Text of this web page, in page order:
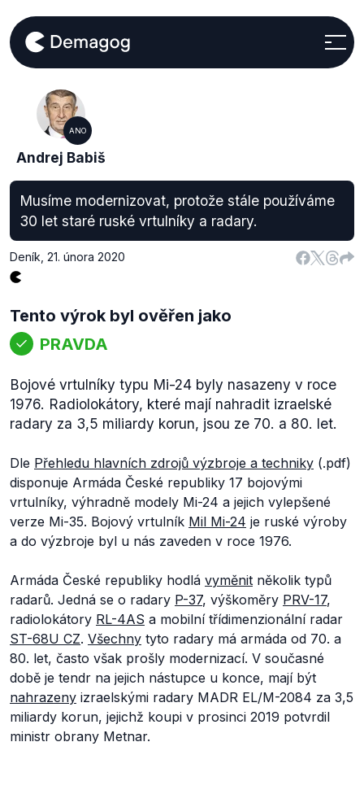
ANO
Andrej Babiš
Musíme modernizovat, protože stále používáme
30 let staré ruské vrtulníky a radary.
Deník 21. února 2020
Tento výrok byl ověřen jako
PRAVDA
Bojové vrtulníky typu Mi-24 byly nasazeny v roce
1976. Radiolokátory, které mají nahradit izraelské
radary za 3,5 miliardy korun, jsou ze 70. a 80. let.
Dle Přehledu hlavních zdrojů výzbroje a techniky (.pdf)
disponuje Armáda České republiky 17 bojovými
vrtulníky, výhradně modely Mi-24 a jejich vylepšené
verze Mi-35. Bojový vrtulník Mil Mi-24 je ruské výroby
a do výzbroje byl u nás zaveden v roce 1976.
Armáda České republiky hodlá vyměnit několik typů
radarů. Jedná se o radary P-37, výškoměry PRV-17,
radiolokátory RL-4AS a mobilní třídimenzionální radar
ST-68U CZ. Všechny tyto radary má armáda od 70. a
80. let, často však prošly modernizací. V současné
době je tendr na jejich nástupce u konce, mají být
nahrazeny izraelskými radary MADR EL/M-2084 za 3,5
miliardy korun, jejichž koupi v prosinci 2019 potvrdil
ministr obrany Metnar.